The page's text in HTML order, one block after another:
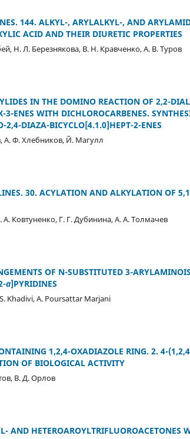
144. ALKYL-, ARYLALKYL-, AND
ACID AND THEIR DIURETIC PROPERTIES
Н. Л. Березнякова, В. Н. Кравченко, А. В. Туров
IN THE DOMINO REACTION OF 2,2-
ENES WITH DICHLOROCARBENES.
2,4-DIAZA-BICYCLO[4.1.0]HEPT-2-ENES
А. Ф. Хлебников, Й. Магулл
30. ACYLATION AND ALKYLATION OF
Ковтуненко, Г. Г. Дубинина, А. А. Толмачев
OF N-SUBSTITUTED 3-
a]PYRIDINES
Khadivi, A. Poursattar Marjani
1,2,4-OXADIAZOLE RING. 2. 4-
OF BIOLOGICAL ACTIVITY
В. Д. Орлов
AND HETEROAROYLTRIFLUOROACETONES